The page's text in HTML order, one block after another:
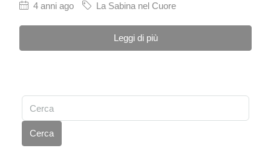
4 anni ago La Sabina nel Cuore
Leggi di più
Cerca